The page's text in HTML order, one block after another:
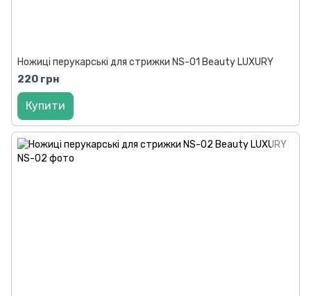
Ножиці перукарські для стрижки NS-01 Beauty LUXURY
220 грн
Купити